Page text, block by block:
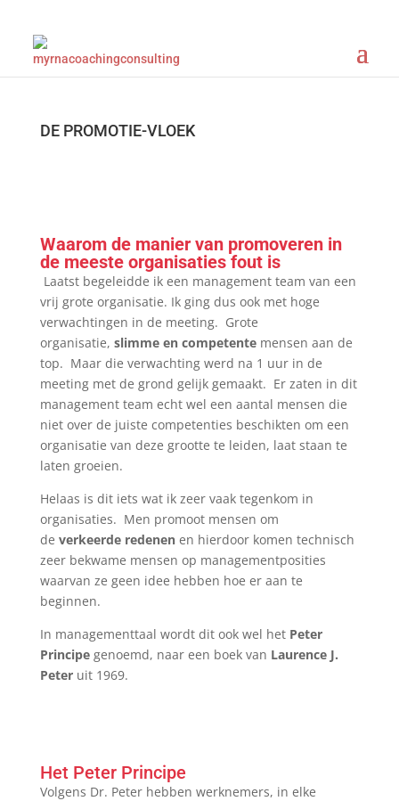
DE PROMOTIE-VLOEK
Waarom de manier van promoveren in
de meeste organisaties fout is
Laatst begeleidde ik een management team van een
vrij grote organisatie. Ik ging dus ook met hoge
verwachtingen in de meeting. Grote
organisatie, slimme en competentemensen aan de
top. Maar die verwachting werd na 1 uur in de
meeting met de grond gelijk gemaakt. Er zaten in dit
management team echt wel een aantal mensen die
niet over de juiste competenties beschikten om een
organisatie van deze grootte te leiden, laat staan te
laten groeien.
Helaas is dit iets wat ik zeer vaak tegenkom in
organisaties. Men promoot mensen om
de verkeerde redenenen hierdoor komen technisch
zeer bekwame mensen op managementposities
waarvan ze geen idee hebben hoe er aan te
beginnen.
In managementtaal wordt dit ook wel het Peter
Principe genoemd, naar een boek van Laurence J.
Peter uit 1969.
Het Peter Principe
Volgens Dr. Peter hebben werknemers, in elke